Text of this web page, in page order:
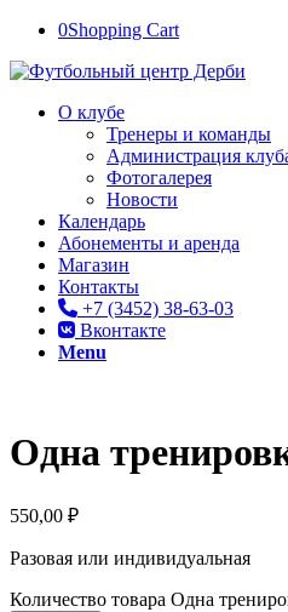
0Shopping Cart
О клубе
Тренеры и команды
Администрация
Фотогалерея
Новости
Календарь
Абонементы и аренда
Магазин
Контакты
+7 (3452) 38-63-03
Вконтакте
Menu
Одна
550,00 ₽
Разовая или индивидуальная
Количество товара Одна